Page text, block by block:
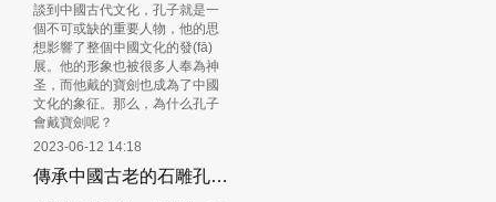
談到中國古代文化，孔子就是一
個不可或缺的重要人物，他的思
想影響了整個中國文化的發(fā)
展。他的形象也被很多人奉為神
圣，而他戴的寶劍也成為了中國
文化的象征。那么，為什么孔子
會戴寶劍呢？
2023-06-12 14:18
傳承中國古老的石雕孔子雕像文化